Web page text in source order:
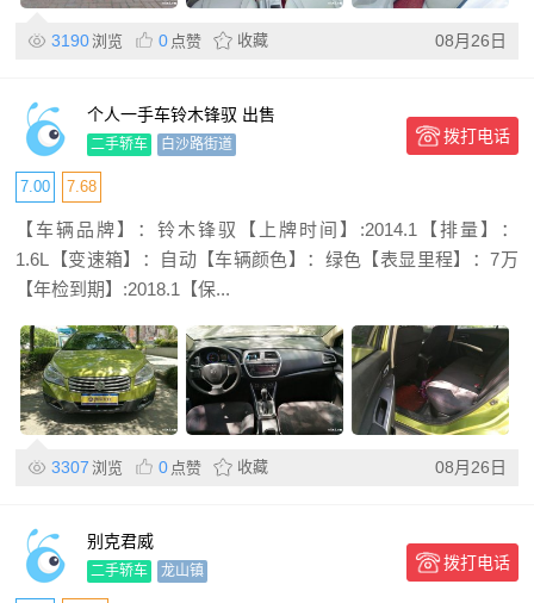
3190浏览 0 点赞 收藏 08月26日
个人一手车铃木锋驭 出售
二手轿车 白沙路街道 拨打电话
7.00 7.68
【车辆品牌】：铃木锋驭【上牌时间】:2014.1【排量】：
1.6L【变速箱】：自动【车辆颜色】：绿色【表显里程】：7万
【年检到期】:2018.1【保...
3307 浏览 0 点赞 收藏 08月26日
别克君威
二手轿车 龙山镇 拨打电话